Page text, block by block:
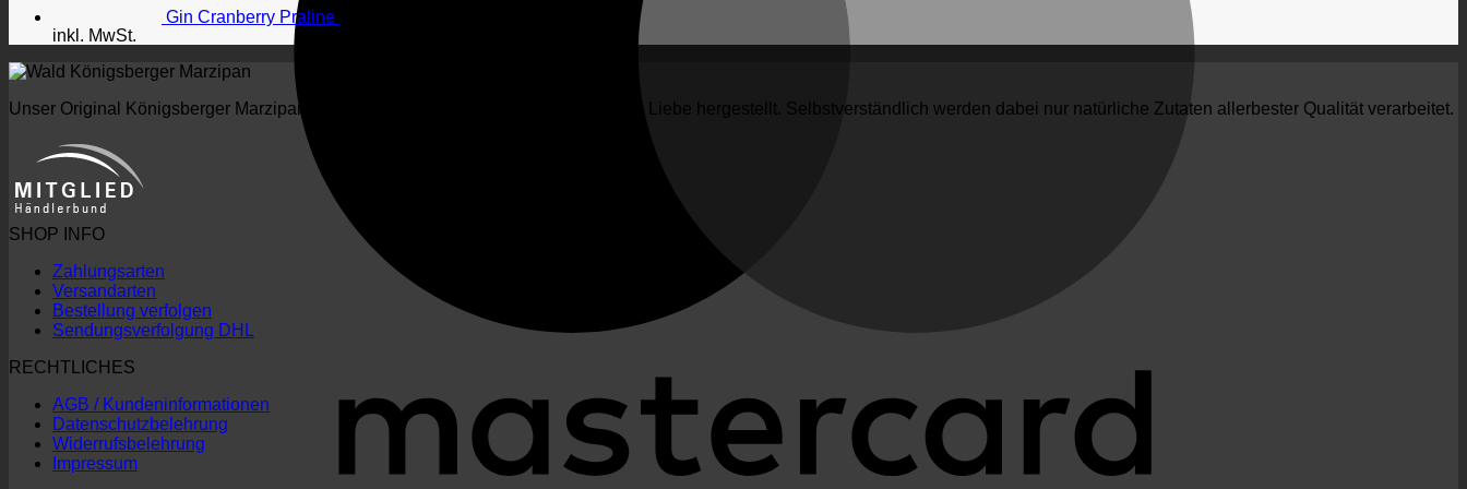
Gin Cranberry Praline
inkl. MwSt.
Unser Original Königsberger Marzipan wird nach alter Tradition, von Hand, mit viel Liebe hergestellt. Selbstverständlich werden dabei nur natürliche Zutaten allerbester Qualität verarbeitet.
SHOP INFO
Zahlungsarten
Versandarten
Bestellung verfolgen
Sendungsverfolgung DHL
RECHTLICHES
AGB / Kundeninformationen
Datenschutzbelehrung
Widerrufsbelehrung
Impressum